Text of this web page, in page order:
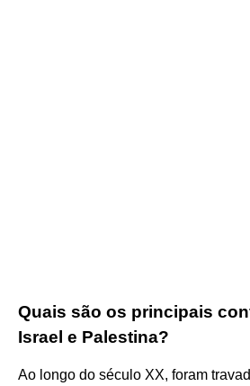
Quais são os principais
Israel e Palestina?
Ao longo do século XX, foram